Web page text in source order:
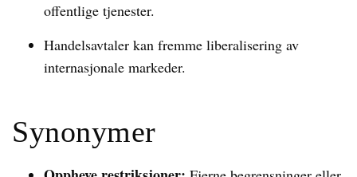
offentlige tjenester.
Handelsavtaler kan fremme liberalisering av
internasjonale markeder.
Synonymer